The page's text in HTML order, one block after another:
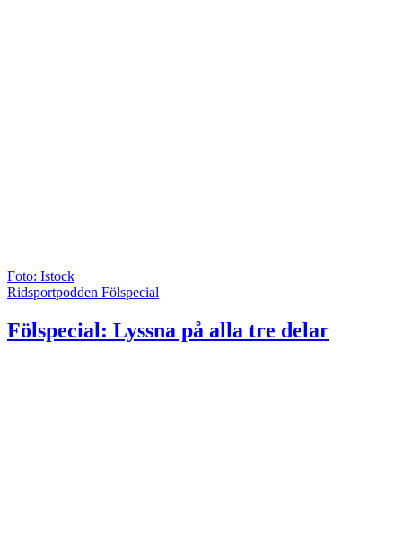
Foto: Istock
Ridsportpodden Fölspecial
Fölspecial: Lyssna på alla tre delar